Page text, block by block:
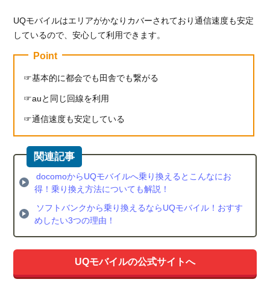
UQモバイルはエリアがかなりカバーされており通信速度も安定
しているので、安心して利用できます。
Point
基本的に都会でも田舎でも繋がる
auと同じ回線を利用
通信速度も安定している
docomoからUQモバイルへ乗り換えるとこんなにお
得！乗り換え方法についても解説！
ソフトバンクから乗り換えるならUQモバイル！おすす
めしたい3つの理由！
UQモバイルの公式サイトへ